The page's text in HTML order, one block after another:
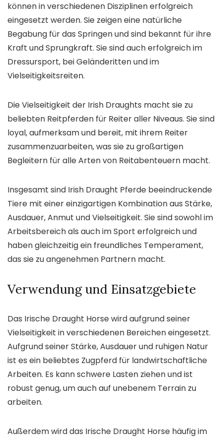
können in verschiedenen Disziplinen erfolgreich
eingesetzt werden. Sie zeigen eine natürliche
Begabung für das Springen und sind bekannt für ihre
Kraft und Sprungkraft. Sie sind auch erfolgreich im
Dressursport, bei Geländeritten und im
Vielseitigkeitsreiten.
Die Vielseitigkeit der Irish Draughts macht sie zu
beliebten Reitpferden für Reiter aller Niveaus. Sie sind
loyal, aufmerksam und bereit, mit ihrem Reiter
zusammenzuarbeiten, was sie zu großartigen
Begleitern für alle Arten von Reitabenteuern macht.
Insgesamt sind Irish Draught Pferde beeindruckende
Tiere mit einer einzigartigen Kombination aus Stärke,
Ausdauer, Anmut und Vielseitigkeit. Sie sind sowohl im
Arbeitsbereich als auch im Sport erfolgreich und
haben gleichzeitig ein freundliches Temperament,
das sie zu angenehmen Partnern macht.
Verwendung und Einsatzgebiete
Das Irische Draught Horse wird aufgrund seiner
Vielseitigkeit in verschiedenen Bereichen eingesetzt.
Aufgrund seiner Stärke, Ausdauer und ruhigen Natur
ist es ein beliebtes Zugpferd für landwirtschaftliche
Arbeiten. Es kann schwere Lasten ziehen und ist
robust genug, um auch auf unebenem Terrain zu
arbeiten.
Außerdem wird das Irische Draught Horse häufig im